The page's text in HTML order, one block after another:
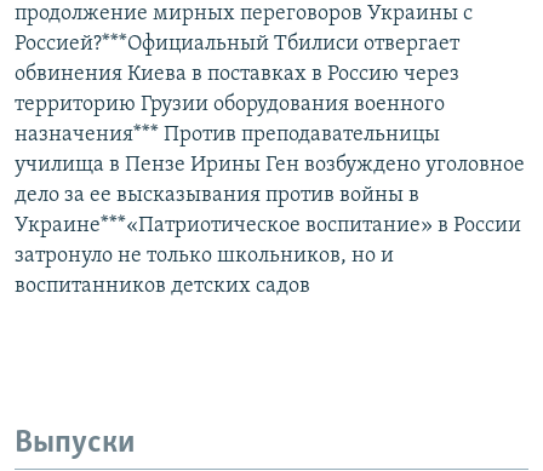
продолжение мирных переговоров Украины с
Россией?***Официальный Тбилиси отвергает
обвинения Киева в поставках в Россию через
территорию Грузии оборудования военного
назначения*** Против преподавательницы
училища в Пензе Ирины Ген возбуждено уголовное
дело за ее высказывания против войны в
Украине***«Патриотическое воспитание» в России
затронуло не только школьников, но и
воспитанников детских садов
Выпуски